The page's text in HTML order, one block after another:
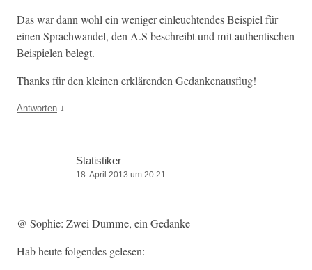
Das war dann wohl ein weniger ein­leuch­t­en­des Beispiel für
einen Sprach­wan­del, den A.S beschreibt und mit authen­tis­chen
Beispie­len belegt.
Thanks für den kleinen erk­lären­den Gedankenausflug!
Antworten ↓
Statistiker
18. April 2013 um 20:21
@ Sophie: Zwei Dumme, ein Gedanke
Hab heute fol­gen­des gelesen: